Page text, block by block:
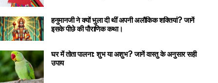
हनुमानजी ने क्यों भुला दी थीं अपनी अलौकिक शक्तियां? जानें
इसके पीछे की पौराणिक कथा।
घर में तोता पालना: शुभ या अशुभ? जानें वास्तु के अनुसार सही
उपाय